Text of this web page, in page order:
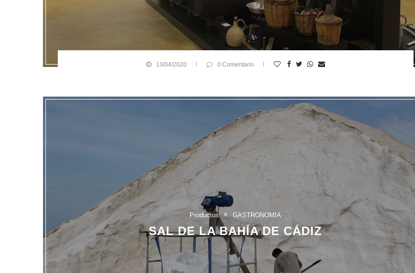
13/04/2020 0 Comentario
Productos GASTRONOMIA
SAL DE LA BAHÍA DE CÁDIZ